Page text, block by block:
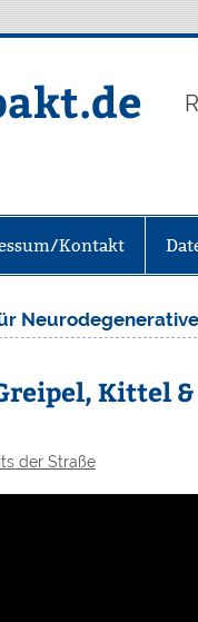
Kontakt
Kittel &
der Straße